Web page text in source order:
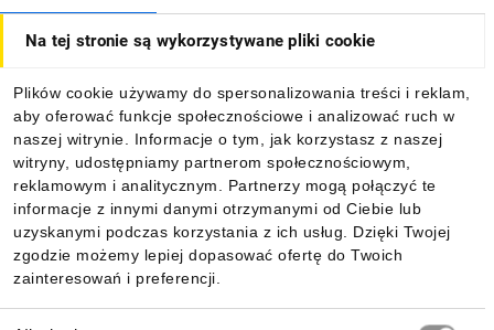
Na tej stronie są wykorzystywane pliki cookie
Plików cookie używamy do spersonalizowania treści i reklam,
aby oferować funkcje społecznościowe i analizować ruch w
naszej witrynie. Informacje o tym, jak korzystasz z naszej
witryny, udostępniamy partnerom społecznościowym,
reklamowym i analitycznym. Partnerzy mogą połączyć te
informacje z innymi danymi otrzymanymi od Ciebie lub
uzyskanymi podczas korzystania z ich usług. Dzięki Twojej
zgodzie możemy lepiej dopasować ofertę do Twoich
zainteresowań i preferencji.
uzyskasz kontrolęnad swoim parkiem maszynowym
Bezpośredni dostępdo technika serwisowego, zgłoszenia i jego
statusu
Informacje
Pobierz naszą aplikację mobilną: